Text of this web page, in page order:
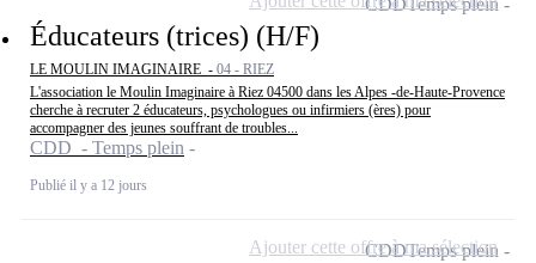
Éducateurs (trices) (H/F)
LE MOULIN IMAGINAIRE - 04 - RIEZ
L'association le Moulin Imaginaire à Riez 04500 dans les Alpes -de-Haute-Provence
cherche à recruter 2 éducateurs, psychologues ou infirmiers (ères) pour
accompagner des jeunes souffrant de troubles...
CDD - Temps plein
Publié il y a 12 jours
CDDTemps plein
Ajouter cette offre à ma sélection